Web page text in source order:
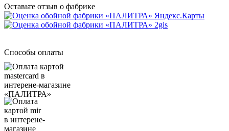
Оставьте отзыв о фабрике
Способы оплаты